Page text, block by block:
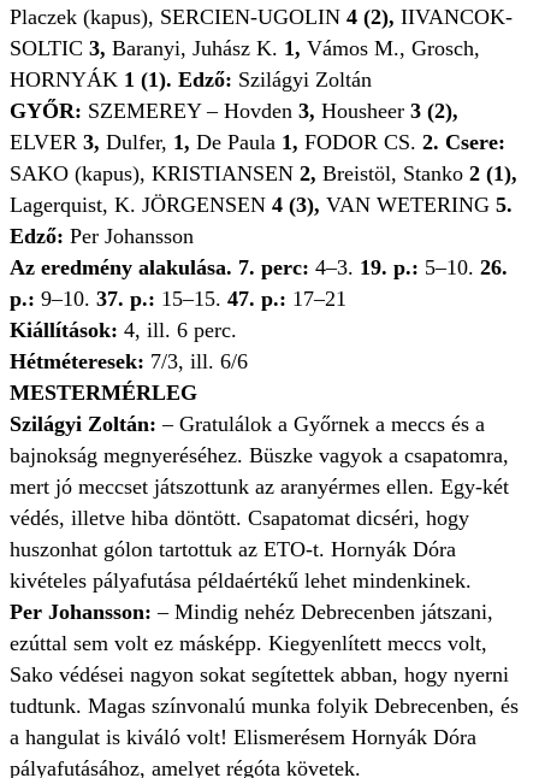
Placzek (kapus), SERCIEN-UGOLIN 4 (2), IIVANCOK-
SOLTIC 3, Baranyi, Juhász K. 1, Vámos M., Grosch,
HORNYÁK 1 (1). Edző: Szilágyi Zoltán
GYŐR: SZEMEREY – Hovden 3, Housheer 3 (2),
ELVER 3, Dulfer, 1, De Paula 1, FODOR CS. 2. Csere:
SAKO (kapus), KRISTIANSEN 2, Breistöl, Stanko 2 (1),
Lagerquist, K. JÖRGENSEN 4 (3), VAN WETERING 5.
Edző: Per Johansson
Az eredmény alakulása. 7. perc: 4–3. 19. p.: 5–10. 26.
p.: 9–10. 37. p.: 15–15. 47. p.: 17–21
Kiállítások: 4, ill. 6 perc.
Hétméteresek: 7/3, ill. 6/6
MESTERMÉRLEG
Szilágyi Zoltán: – Gratulálok a Győrnek a meccs és a
bajnokság megnyeréséhez. Büszke vagyok a csapatomra,
mert jó meccset játszottunk az aranyérmes ellen. Egy-két
védés, illetve hiba döntött. Csapatomat dicséri, hogy
huszonhat gólon tartottuk az ETO-t. Hornyák Dóra
kivételes pályafutása példaértékű lehet mindenkinek.
Per Johansson: – Mindig nehéz Debrecenben játszani,
ezúttal sem volt ez másképp. Kiegyenlített meccs volt,
Sako védései nagyon sokat segítettek abban, hogy nyerni
tudtunk. Magas színvonalú munka folyik Debrecenben, és
a hangulat is kiváló volt! Elismerésem Hornyák Dóra
pályafutásához, amelyet régóta követek.